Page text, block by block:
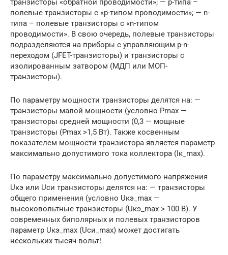
транзисторы «обратной проводимости»; — p-типа –
полевые транзисторы с «p-типом проводимости»; — n-
типа – полевые транзисторы с «n-типом
проводимости». В свою очередь, полевые транзисторы
подразделяются на приборы с управляющим p-n-
переходом (JFET-транзисторы) и транзисторы с
изолированным затвором (МДП или МОП-
транзисторы).
По параметру мощности транзисторы делятся на: —
транзисторы малой мощности (условно Рmах —
транзисторы средней мощности (0,3 — мощные
транзисторы (Рmах >1,5 Вт). Также косвенным
показателем мощности транзистора является параметр
максимально допустимого тока коллектора (Iк_max).
По параметру максимально допустимого напряжения
Uкэ или Uси транзисторы делятся на: — транзисторы
общего применения (условно Uкэ_mах —
высоковольтные транзисторы (Uкэ_mах > 100 В). У
современных биполярных и полевых транзисторов
параметр Uкэ_mах (Uси_mах) может достигать
нескольких тысяч вольт!